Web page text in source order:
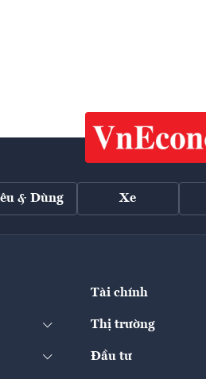
& Dùng Xe
Tài chính
Thị trường
Đầu tư